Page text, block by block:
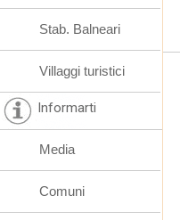
Stab. Balneari
Villaggi turistici
Informarti
Media
Comuni